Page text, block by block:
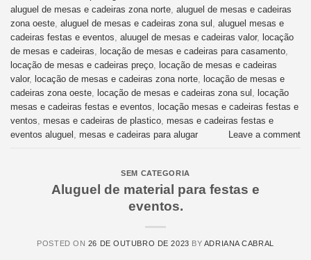
aluguel de mesas e cadeiras zona norte, aluguel de mesas e cadeiras
zona oeste, aluguel de mesas e cadeiras zona sul , aluguel mesas e
cadeiras festas e eventos, aluugel de mesas e cadeiras valor, locação
de mesas e cadeiras, locação de mesas e cadeiras para casamento,
locação de mesas e cadeiras preço, locação de mesas e cadeiras
valor, locação de mesas e cadeiras zona norte, locação de mesas e
cadeiras zona oeste, locação de mesas e cadeiras zona sul , locação
mesas e cadeiras festas e eventos, locação mesas e cadeiras festas e
ventos, mesas e cadeiras de plastico, mesas e cadeiras festas e
eventos aluguel , mesas e cadeiras para alugar Leave a comment
SEM CATEGORIA
Aluguel de material para festas e
eventos.
POSTED ON 26 DE OUTUBRO DE 2023 BY ADRIANA CABRAL